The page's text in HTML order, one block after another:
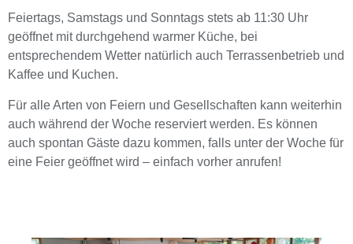
Feiertags, Samstags und Sonntags stets ab 11:30 Uhr
geöffnet mit durchgehend warmer Küche, bei
entsprechendem Wetter natürlich auch Terrassenbetrieb und
Kaffee und Kuchen.
Für alle Arten von Feiern und Gesellschaften kann weiterhin
auch während der Woche reserviert werden. Es können
auch spontan Gäste dazu kommen, falls unter der Woche für
eine Feier geöffnet wird – einfach vorher anrufen!